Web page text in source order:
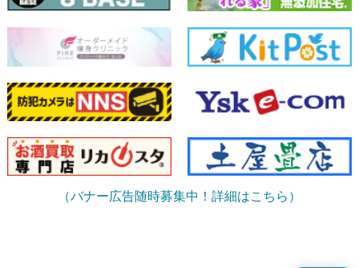
（バナー広告随時募集中！詳細はこちら）